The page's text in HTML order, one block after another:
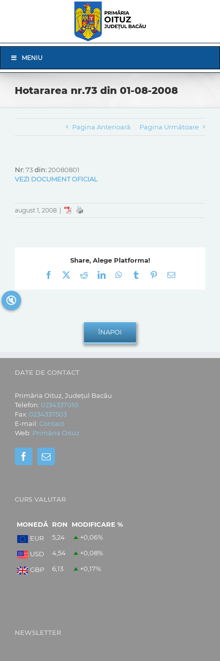
Navigation
MENIU
Hotararea nr.73 din 01-08-2008
Pagina Anterioară Pagina Următoare
Nr:73din:20080801
VEZI DOCUMENT OFICIAL
august 1, 2008
Share, Alege Platforma!
Facebook
RedditLinkedInWhatsApp
Tumblr Pinterest
E-
DATE DE CONTACT
Primăria Oituz, Județul Bacău
Telefon: 0234337010
Fax: 0234337503
E-mail: Contact
Web: Primăria Oituz
CURS VALUTAR
MONEDĂ RON
MODIFICARE %
EUR
5,24 +0,06%
USD 4,54 +0,08%
GBP 6,13 +0,17%
NEWSLETTER
🔇